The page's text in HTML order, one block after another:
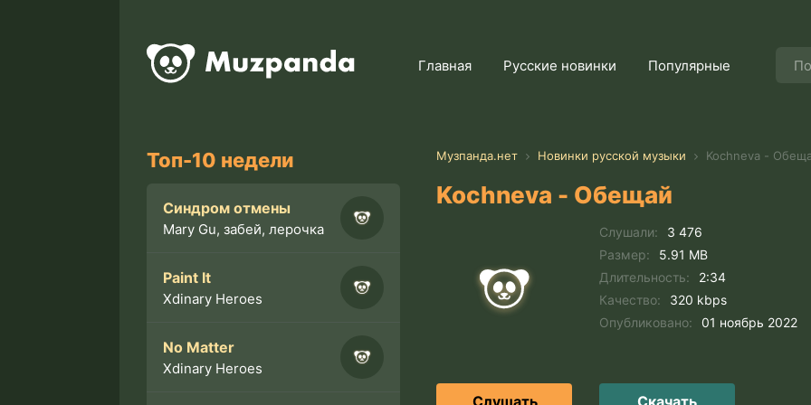
Главная Русские новинки Популярные
Топ-10 недели
Синдром отмены
Mary Gu, забей, лерочка
Paint It
Xdinary Heroes
No Matter
Xdinary Heroes
Музпанда.нет Новинки русской музыки Kochneva -
Kochneva - Обещай
Слушали:
3 476
Размер:
5.91 MB
Длительность:
2:34
Качество:
320 kbps
Опубликовано:
01 ноябрь 2022
Слушать Скачать